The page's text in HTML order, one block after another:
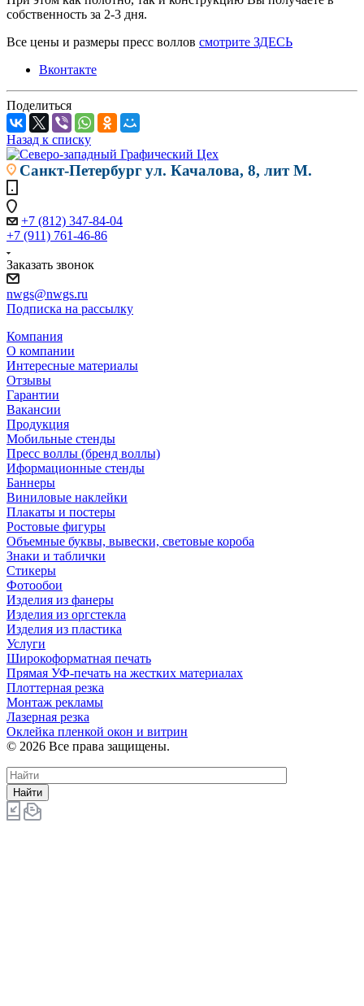
собственность за 2-3 дня.
Все цены и размеры пресс воллов смотрите ЗДЕСЬ
Вконтакте
Поделиться
Назад к списку
Санкт-Петербургул. Качалова, 8, лит М.
+7 (812) 347-84-04
+7 (911) 761-46-86
Заказать звонок
nwgs@nwgs.ru
Подписка на рассылку
Компания
О компании
Интересные материалы
Отзывы
Гарантии
Вакансии
Продукция
Мобильные стенды
Пресс воллы (бренд воллы)
Иформационные стенды
Баннеры
Виниловые наклейки
Плакаты и постеры
Ростовые фигуры
Объемные буквы, вывески, световые короба
Знаки и таблички
Стикеры
Фотообои
Изделия из фанеры
Изделия из оргстекла
Изделия из пластика
Услуги
Широкоформатная печать
Прямая УФ-печать на жестких материалах
Плоттерная резка
Монтаж рекламы
Лазерная резка
Оклейка пленкой окон и витрин
© 2026 Все права защищены.
Найти